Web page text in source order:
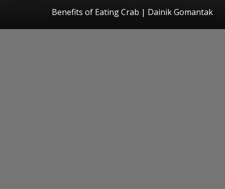
Benefits of Eating Crab | Dainik Gomantak